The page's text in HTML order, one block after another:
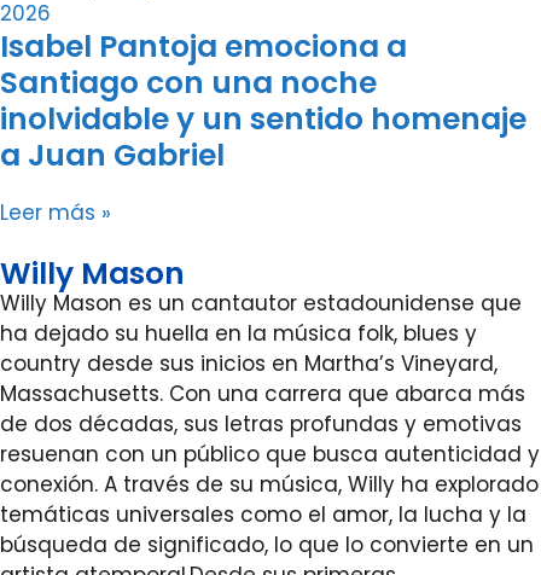
Isabel Pantoja emociona a
Santiago con una noche
inolvidable y un sentido homenaje
a Juan Gabriel
Leer más »
Willy Mason
Willy Mason es un cantautor estadounidense que
ha dejado su huella en la música folk, blues y
country desde sus inicios en Martha’s Vineyard,
Massachusetts. Con una carrera que abarca más
de dos décadas, sus letras profundas y emotivas
resuenan con un público que busca autenticidad y
conexión. A través de su música, Willy ha explorado
temáticas universales como el amor, la lucha y la
búsqueda de significado, lo que lo convierte en un